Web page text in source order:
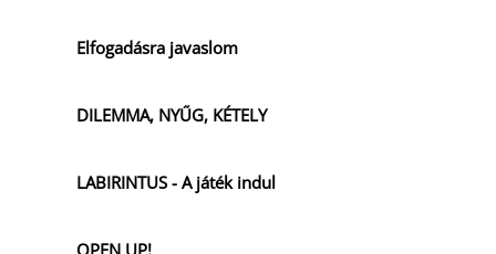
Elfogadásra javaslom
DILEMMA, NYŰG, KÉTELY
LABIRINTUS - A játék indul